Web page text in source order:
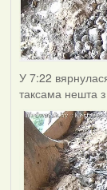
У 7:22
таксама нешта з